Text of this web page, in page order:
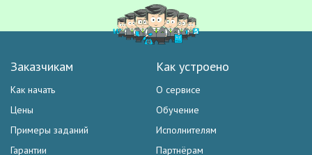
Заказчикам
Как начать
Цены
Примеры заданий
Гарантии
Как устроено
О сервисе
Обучение
Исполнителям
Партнёрам